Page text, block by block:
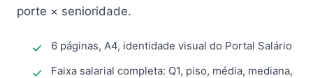
porte × senioridade.
6 páginas, A4, identidade visual do Portal Salário
Faixa salarial completa: Q1, piso, média, mediana,